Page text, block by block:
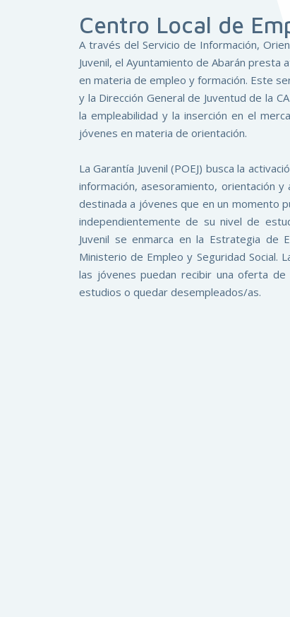
Centro Local de
A través del Servicio de Información,
Juvenil, el Ayuntamiento de Abarán presta
en materia de empleo y formación. Este
y la Dirección General de Juventud de la
la empleabilidad y la inserción en el
jóvenes en materia de orientación.
La Garantía Juvenil (POEJ) busca la
información, asesoramiento, orientación
destinada a jóvenes que en un momento
independientemente de su nivel de
Juvenil se enmarca en la Estrategia de
Ministerio de Empleo y Seguridad Social.
las jóvenes puedan recibir una oferta
estudios o quedar desempleados/as.